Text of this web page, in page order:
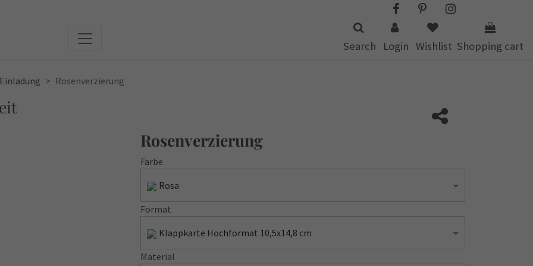
Search Login Wishlist Shopping cart
Einladung Rosenverzierung
Rosenverzierung
Farbe
Rosa
Format
Klappkarte Hochformat 10,5x14,8 cm
Material